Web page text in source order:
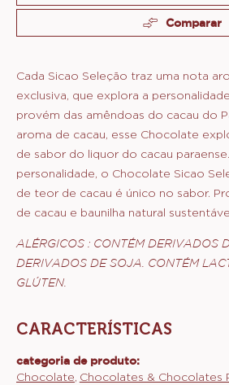
Comparar
Cada Sicao Seleção traz uma nota
exclusiva, que explora a
provém das amêndoas do cacau do
aroma de cacau, esse Chocolate
de sabor do liquor do cacau
personalidade, o Chocolate Sicao
de teor de cacau é único no sabor.
de cacau e baunilha natural
ALÉRGICOS : CONTÉM DERIVADOS
DERIVADOS DE SOJA. CONTÉM
GLÚTEN.
CARACTERÍSTICAS
Características
categoria de produto:
Chocolate Chocolates & Chocolates